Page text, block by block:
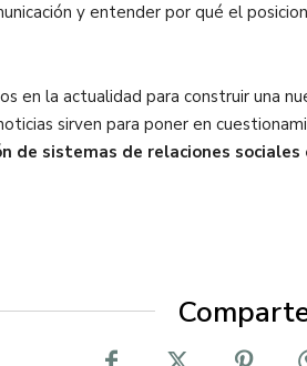
y entender por qué el
en la actualidad para construir una
sirven para poner en
de sistemas de relaciones